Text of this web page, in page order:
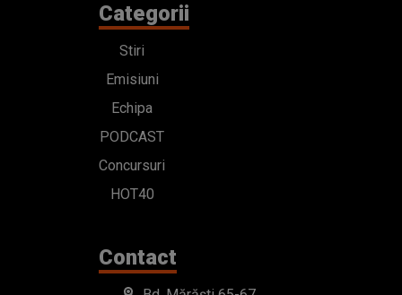
Categorii
Stiri
Emisiuni
Echipa
PODCAST
Concursuri
HOT40
Contact